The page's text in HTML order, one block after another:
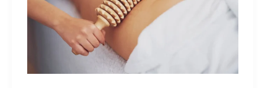
madérothérapie